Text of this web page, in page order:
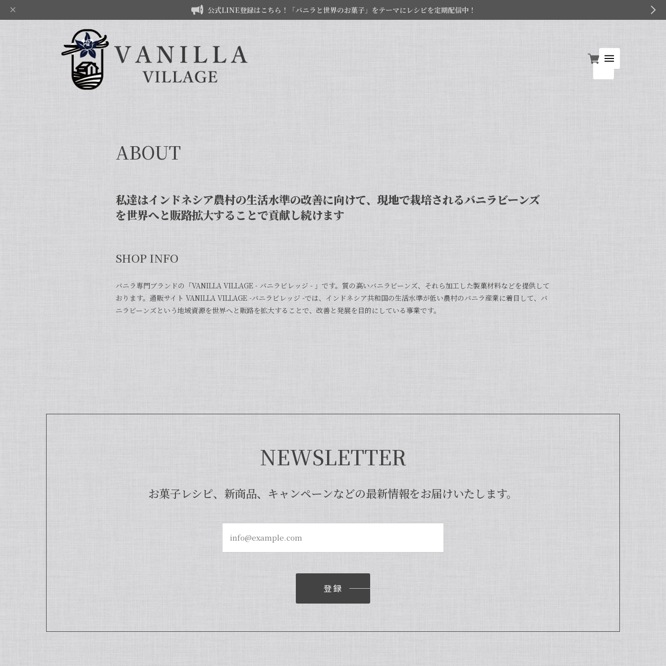
公式LINE登録はこちら！「バニラと世界のお菓子」をテーマにレシピを定期配信中！
ABOUT
私達はインドネシア農村の生活水準の改善に向けて、現地で栽培されるバニラビーンズ
を世界へと販路拡大することで貢献し続けます
SHOP INFO
バニラ専門ブランドの「VANILLA VILLAGE - バニラビレッジ - 」です。質の高いバニラビーンズ、それら加工した製菓材料などを提供して
おります。通販サイト VANILLA VILLAGE -バニラビレッジ -では、インドネシア共和国の生活水準が低い農村のバニラ産業に着目して、バ
ニラビーンズという地域資源を世界へと販路を拡大することで、改善と発展を目的にしている事業です。
NEWSLETTER
お菓子レシピ、新商品、キャンペーンなどの最新情報をお届けいたします。
登録